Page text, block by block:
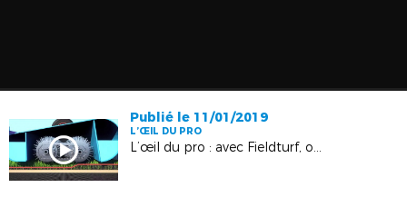
Publié le 11/01/2019
L’ŒIL DU PRO
L’œil du pro : avec Fieldturf, optimisez l'entretien de votre terrain synthétique !